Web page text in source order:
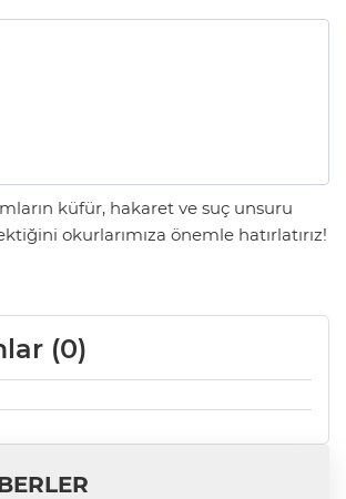
küfür, hakaret ve suç unsuru
okurlarımıza önemle hatırlatırız!
(0)